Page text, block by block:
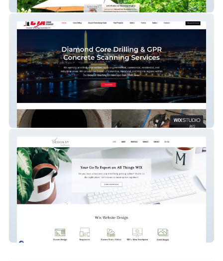
Spirit Elephant
CTA Core Drilling
Web Design By Miriam